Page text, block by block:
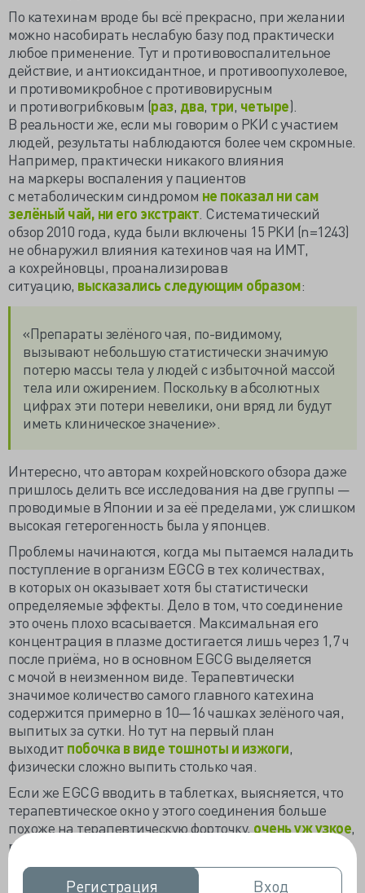
Регистрация
Регистрация Вход
Вход
По катехинам вроде бы всё прекрасно, при желании
можно насобирать неслабую базу под практически
любое применение. Тут и противовоспалительное
действие, и антиоксидантное, и противоопухолевое,
и противомикробное с противовирусным
и противогрибковым (раз, два, три, четыре).
В реальности же, если мы говорим о РКИ с участием
людей, результаты наблюдаются более чем скромные.
Например, практически никакого влияния
на маркеры воспаления у пациентов
с метаболическим синдромом не показал ни сам
зелёный чай, ни его экстракт . Систематический
обзор 2010 года, куда были включены 15 РКИ (n=1243)
не обнаружил влияния катехинов чая на ИМТ,
а кохрейновцы, проанализировав
ситуацию, высказались следующим образом:
«Препараты зелёного чая, по-видимому,
вызывают небольшую статистически значимую
потерю массы тела у людей с избыточной массой
тела или ожирением. Поскольку в абсолютных
цифрах эти потери невелики, они вряд ли будут
иметь клиническое значение».
Интересно, что авторам кохрейновского обзора даже
пришлось делить все исследования на две группы —
проводимые в Японии и за её пределами, уж слишком
высокая гетерогенность была у японцев.
Проблемы начинаются, когда мы пытаемся наладить
поступление в организм EGCG в тех количествах,
в которых он оказывает хотя бы статистически
определяемые эффекты. Дело в том, что соединение
это очень плохо всасывается. Максимальная его
концентрация в плазме достигается лишь через 1,7 ч
после приёма, но в основном EGCG выделяется
с мочой в неизменном виде. Терапевтически
значимое количество самого главного катехина
содержится примерно в 10—16 чашках зелёного чая,
выпитых за сутки. Но тут на первый план
выходит побочка в виде тошноты и изжоги,
физически сложно выпить столько чая.
Если же EGCG вводить в таблетках, выясняется, что
терапевтическое окно у этого соединения больше
похоже на терапевтическую форточку, очень уж узкое,
риски в такой ситуации быстро перевешивают
пользу. Относительно безопасной суточной дозойпо
результатам июньского обзора 2018 годаможно